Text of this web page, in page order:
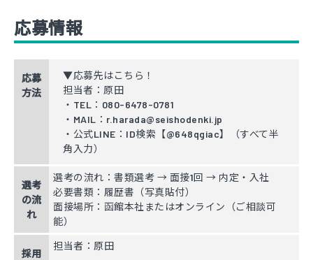
応募情報
応募
方法
▼応募先はこちら！
担当者：原田
・TEL：080-6478-0781
・MAIL：r.harada@seishodenki.jp
・公式LINE：ID検索【@648qgiac】（すべて半
角入力）
選考
の流
れ
選考の流れ：書類選考 → 面接1回 → 内定・入社
必要書類：履歴書（写真貼付）
面接場所：函館本社またはオンライン（ご相談可
能）
採用
担当者：原田